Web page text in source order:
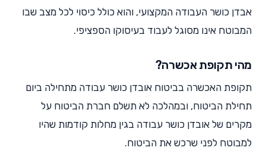
אבדן כושר העבודה המקצועי, והוא כולל כיסוי לכל מצב שבו
המבוטח אינו מסוגל לעבוד בעיסוקו הספציפי.
מהי תקופת אכשרה?
תקופת האכשרה בביטוח אובדן כושר עבודה מתחילה ביום
תחילת הביטוח, ובמהלכה לא תשלם חברת הביטוח על
מקרים של אובדן כושר עבודה בגין מחלות קודמות שהיו
למבוטח לפני שרכש את הביטוח.